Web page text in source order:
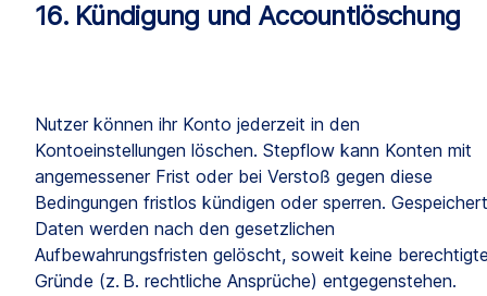
16. Kündigung und Accountlöschung
Nutzer können ihr Konto jederzeit in den
Kontoeinstellungen löschen. Stepflow kann Konten mit
angemessener Frist oder bei Verstoß gegen diese
Bedingungen fristlos kündigen oder sperren.
Daten werden nach den gesetzlichen
Aufbewahrungsfristen gelöscht, soweit keine
Gründe (z. B. rechtliche Ansprüche) entgegenstehen.